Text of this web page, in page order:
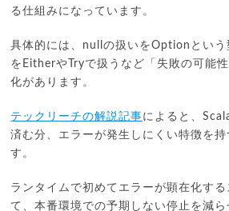
る仕組みになっています。
具体的には、nullの扱いをOptionという
をEitherやTryで扱うなど「失敗の可能
化があります。
テックリーチの解説記事によると、
済む分、エラーが発生しにくい特徴を持
す。
ランタイムで初めてエラーが顕在化す
て、本番環境での予期しない停止を減